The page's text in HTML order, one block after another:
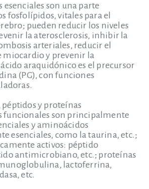
esenciales son una parte
fosfolípidos, vitales para el
pueden reducir los niveles
la aterosclerosis, inhibir la
arteriales, reducir el
miocardio y prevenir la
araquidónico es el precursor
(PG), con funciones
y proteínas
funcionales son principalmente
y aminoácidos
esenciales, como la taurina, etc.;
activos: péptido
antimicrobiano, etc.; proteínas
lactoferrina,
etc.